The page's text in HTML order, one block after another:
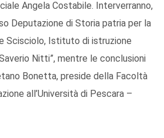
Angela Costabile. Interverranno,
Deputazione di Storia patria per la
Scisciolo, Istituto di istruzione
Nitti”, mentre le conclusioni
Bonetta, preside della Facoltà
all’Università di Pescara –